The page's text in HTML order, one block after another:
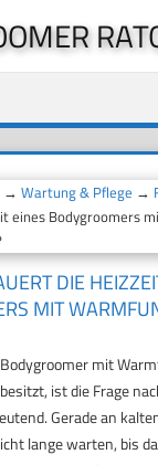
→Wartung & Pflege →
eines Bodygroomers
DIE
MIT
mit
ist die Frage
Gerade an
lange warten, bis